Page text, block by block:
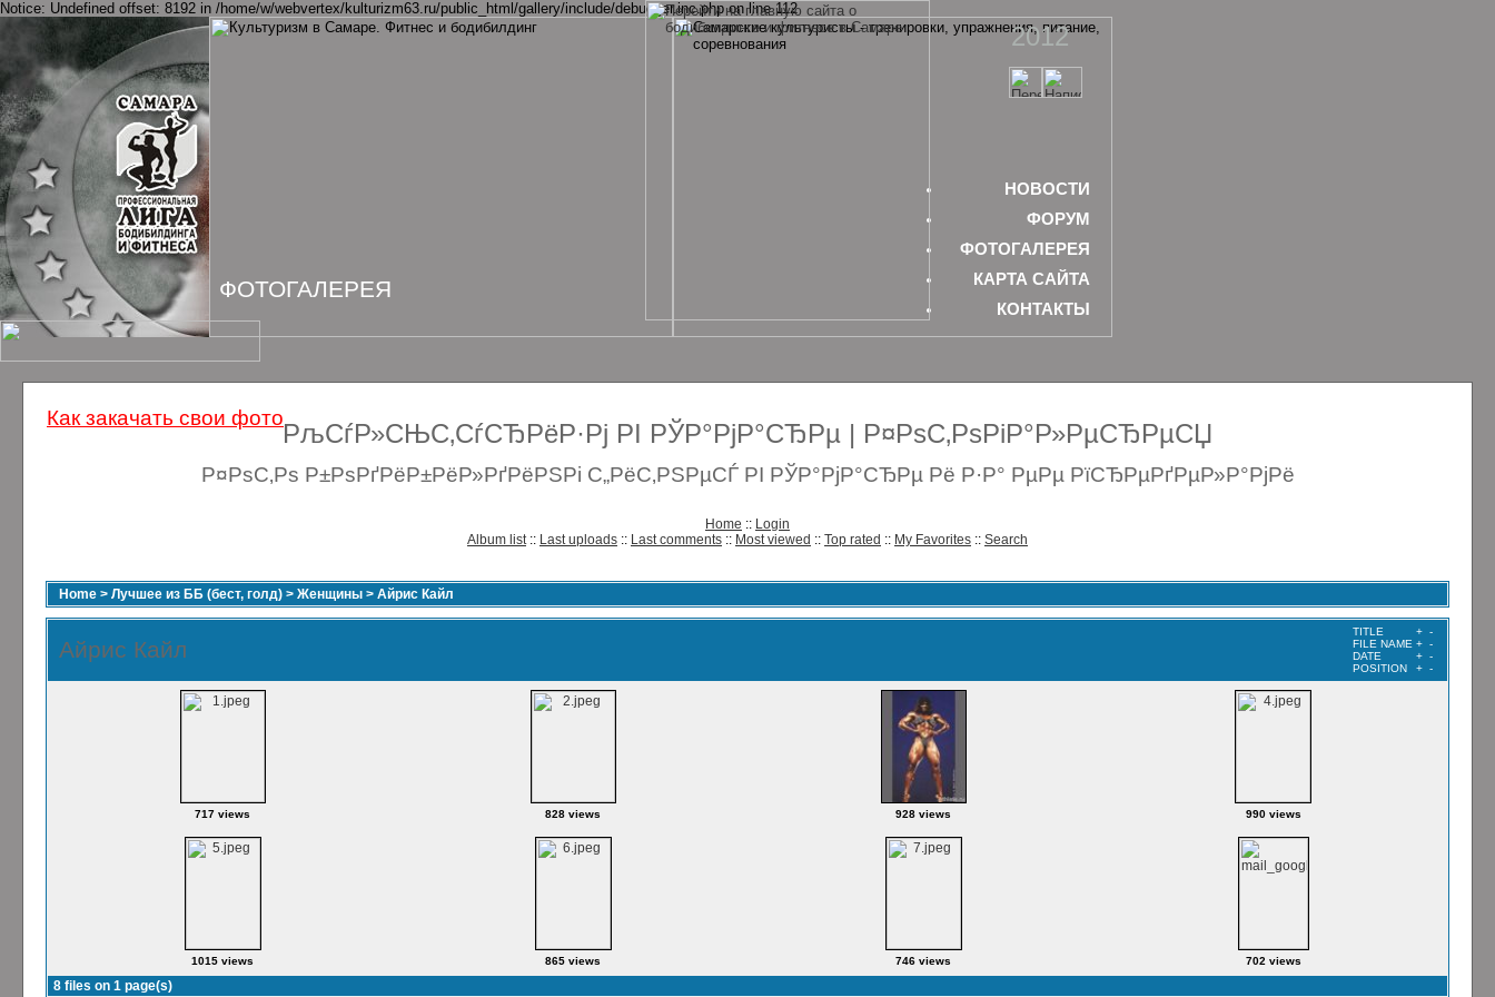
Notice: Undefined offset: 8192 in /home/w/webvertex/kulturizm63.ru/public_html/gallery/include/debugger.inc.php on line 112
РљСѓР»СЊС‚СѓСЂРёР·Рј РІ РЎР°РјР°СЂРµ | Р¤РѕС‚РѕРіР°Р»РµСЂРµСЏ
Р¤РѕС‚Рѕ Р±РѕРґРёР±РёР»РґРёРЅРі С„РёС‚РЅРµСЃ РІ РЎР°РјР°СЂРµ Рё Р·Р° РµРµ РїСЂРµРґРµР»Р°РјРё
Home :: Login
Album list:: Last uploads :: Last comments :: Most viewed :: Top rated :: My Favorites :: Search
Home > Лучшее из ББ (бест, голд) > Женщины > Айрис Кайл
Айрис Кайл
TITLE + -
FILE NAME + -
DATE
+ -
POSITION
+ -
717 views 828 views 928 views 990 views
1015 views 865 views 746 views 702 views
8 files on 1 page(s)
2012
НОВОСТИ
ФОРУМ
ФОТОГАЛЕРЕЯ
КАРТА САЙТА
КОНТАКТЫ
ФОТОГАЛЕРЕЯ
Как закачать свои фото